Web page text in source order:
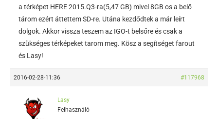
a térképet HERE 2015.Q3-ra(5,47 GB) mivel 8GB os a belő
tárom ezért áttettem SD-re. Utána kezdődtek a már leírt
dolgok. Akkor vissza teszem az IGO-t belsőre és csak a
szükséges térképeket tarom meg. Kösz a segítséget farout
és Lasy!
2016-02-28-11:36 #117968
Lasy
Felhasználó